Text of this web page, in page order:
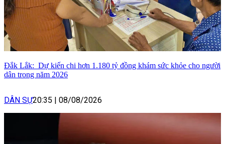
Đắk Lắk: Dự kiến chi hơn 1.180 tỷ đồng khám sức khỏe cho người
dân trong năm 2026
DÂN SỰ20:35 | 08/08/2026